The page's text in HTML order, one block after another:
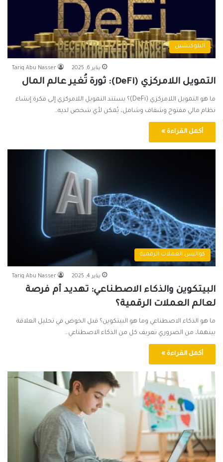
البلوكتشين
Tariq Abu Nasser يناير 6, 2025
التمويل اللامركزي (DeFi): ثورة تُغير عالم المال
ما هو التمويل اللامركزي (DeFi)؟ يستند التمويل اللامركزي إلى فكرة إنشاء
نظام مالي مفتوح وشفاف وشامل، يُمكن لأي شخص لديه…
أكمل القراءة »
كواليس العملات الرقمية
Tariq Abu Nasser يناير 4, 2025
البيتكوين والذكاء الاصطناعي: تهديد أم فرصة
لعالم العملات الرقمية؟
ما هو الذكاء الاصطناعي وما هو البيتكوين؟ قبل الخوض في تحليل العلاقة
بينهما، من الضروري تعريف كل من الذكاء الاصطناعي…
أكمل القراءة »